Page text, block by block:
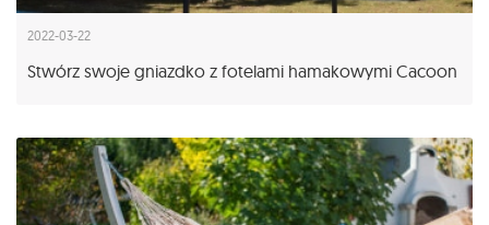
2022-03-22
Stwórz swoje gniazdko z fotelami hamakowymi Cacoon